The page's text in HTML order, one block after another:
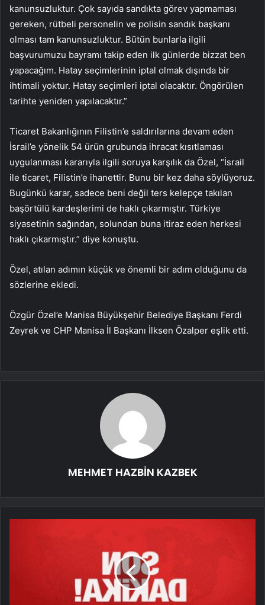
kanunsuzluktur. Çok sayıda sandıkta görev yapmaması
gereken, rütbeli personelin ve polisin sandık başkanı
olması tam kanunsuzluktur. Bütün bunlarla ilgili
başvurumuzu bayramı takip eden ilk günlerde bizzat ben
yapacağım. Hatay seçimlerinin iptal olmak dışında bir
ihtimali yoktur. Hatay seçimleri iptal olacaktır. Öngörülen
tarihte yeniden yapılacaktır.”
Ticaret Bakanlığının Filistin’e saldırılarına devam eden
İsrail’e yönelik 54 ürün grubunda ihracat kısıtlaması
uygulanması kararıyla ilgili soruya karşılık da Özel, “İsrail
ile ticaret, Filistin’e ihanettir. Bunu bir kez daha söylüyoruz.
Bugünkü karar, sadece beni değil ters kelepçe takılan
başörtülü kardeşlerimi de haklı çıkarmıştır. Türkiye
siyasetinin sağından, solundan buna itiraz eden herkesi
haklı çıkarmıştır.” diye konuştu.
Özel, atılan adımın küçük ve önemli bir adım olduğunu da
sözlerine ekledi.
Özgür Özel’e Manisa Büyükşehir Belediye Başkanı Ferdi
Zeyrek ve CHP Manisa İl Başkanı İlksen Özalper eşlik etti.
MEHMET HAZBİN KAZBEK